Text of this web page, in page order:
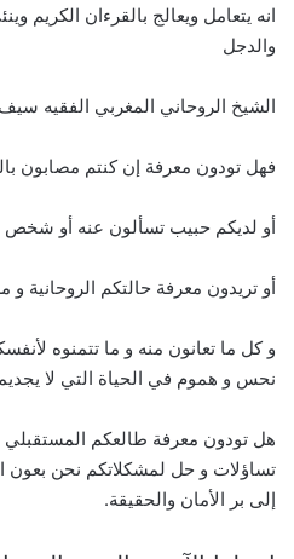
انه يتعامل ويعالج بالقرءان الكريم
والدجل
الشيخ الروحاني المغربي الفقيه
فهل تودون معرفة إن كنتم مصابون
أو لديكم حبيب تسألون عنه أو شخص
أو تريدون معرفة حالتكم الروحانية
و كل ما تعانون منه و ما تتمنوه
نحس و هموم في الحياة التي لا
هل تودون معرفة طالعكم
تساؤلات و حل لمشكلاتكم نحن بعون
إلى بر الأمان والحقيقة.